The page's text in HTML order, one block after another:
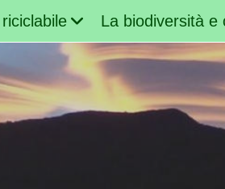
La biodiversità e